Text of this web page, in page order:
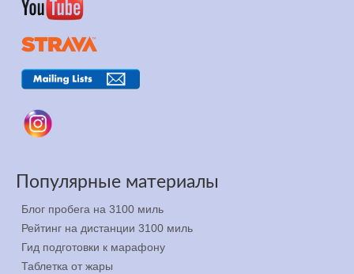
Популярные материалы
Блог пробега на 3100 миль
Рейтинг на дистанции 3100 миль
Гид подготовки к марафону
Таблетка от жары